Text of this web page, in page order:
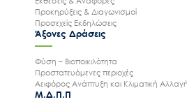
Προκηρύξεις & Διαγωνισμοί
Προσεχείς Εκδηλώσεις
Άξονες Δράσεις
Φύση – Βιοποικιλότητα
Προστατευόμενες περιοχές
Αειφόρος Ανάπτυξη και Κλιματική Αλλαγή
Μ.Δ.Π.Π